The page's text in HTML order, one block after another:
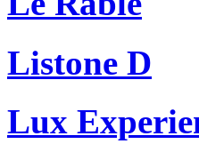
Listone D
Lux